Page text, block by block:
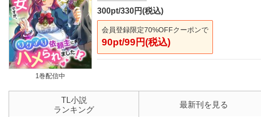
1巻配信中
300pt/330円(税込)
会員登録限定70%OFFクーポンで
90pt/99円(税込)
TL小説
ランキング
最新刊を見る